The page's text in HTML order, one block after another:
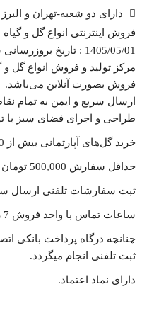
دارای دو شعبه-تهران و البرز
فروش اینترنتی انواع گل و گیاه
1405/05/01 : تاریخ بروزرسانی سایت
مرکز تولید و فروش انواع گل و
فروش بصورت آنلاین می‌باشد.
ارسال سریع و ایمن به تمام
طراحی و اجرای فضای سبز با
خرید گل‌های آپارتمانی بیش از 3,000,000 تومان ارسال رایگان.
حداقل سفارش 500,000 تومان می‌باشد.
ثبت سفارشات تلفنی ارسال
ساعات تماس با واحد فروش 7 روز هفته 8الی21
چنانچه درگاه پرداخت بانکی
ثبت تلفنی انجام میگردد.
دارای نماد اعتماد.